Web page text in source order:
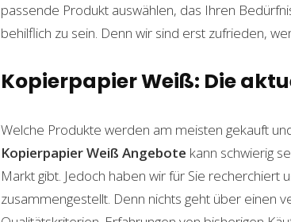
passende Produkt auswählen, das Ihren
behilflich zu sein. Denn wir sind erst zufrieden,
Kopierpapier Weiß: Die
Welche Produkte werden am meisten gekauft
Kopierpapier Weiß Angebote kann schwierig
Markt gibt. Jedoch haben wir für Sie
zusammengestellt. Denn nichts geht über einen